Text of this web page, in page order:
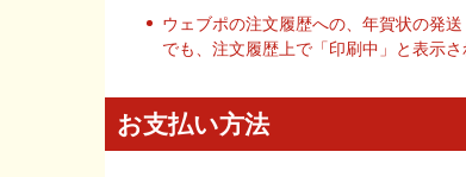
ウェブポの注文履歴への、年賀状の発
でも、注文履歴上で「印刷中」と表示
お支払い方法